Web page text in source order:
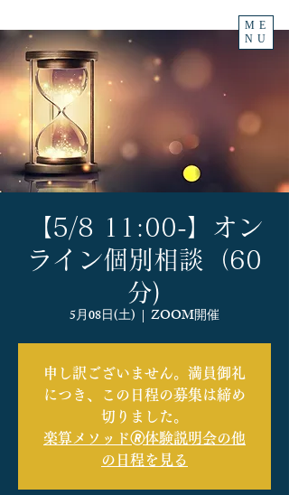
ME
NU
【5/8 11:00-】オン
ライン個別相談（60
分)
5月08日(土)
  |
ZOOM開催
申し訳ございません。満員御礼
につき、この日程の募集は締め
切りました。
楽算メソッド🄬体験説明会の他
の日程を見る